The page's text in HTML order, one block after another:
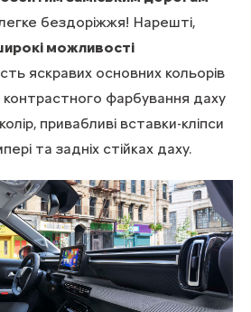
бездоріжжя! Нарешті,
можливості
яскравих основних кольорів
контрастного фарбування даху
привабливі вставки-кліпси
та задніх стійках даху.